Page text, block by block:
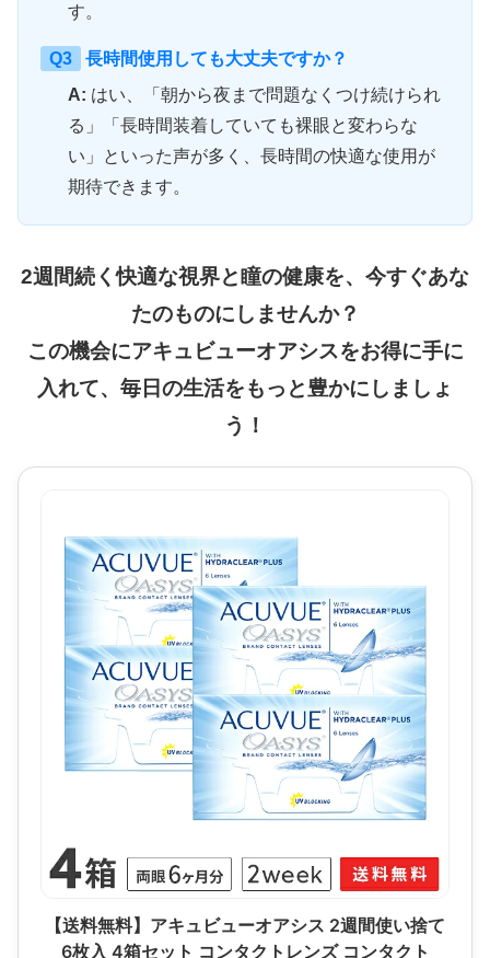
す。
Q3
長時間使用しても大丈夫ですか？
A: はい、「朝から夜まで問題なくつけ続けられ
る」「長時間装着していても裸眼と変わらな
い」といった声が多く、長時間の快適な使用が
期待できます。
2週間続く快適な視界と瞳の健康を、今すぐあな
たのものにしませんか？
この機会にアキュビューオアシスをお得に手に
入れて、毎日の生活をもっと豊かにしましょ
う！
【送料無料】アキュビューオアシス 2週間使い捨て
6枚入 4箱セット コンタクトレンズ コンタクト